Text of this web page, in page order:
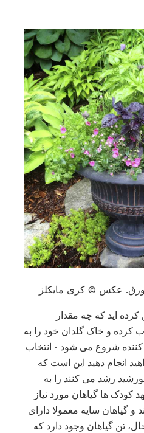
ورق. عکس © کری مایکلز
اید که چه مقدار
کرده و خاک گلدان خود را به
شروع می شود - انتخاب
انجام دهید این است که
رشد می کنند را به
کودک ها گیاهان مورد نیاز
گیاهان سایه معمولا دارای
تن گیاهان وجود دارد که